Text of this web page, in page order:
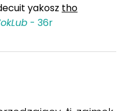
yakosz tho
- 36r